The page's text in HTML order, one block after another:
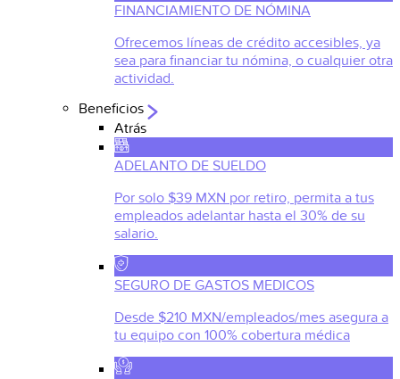
FINANCIAMIENTO DE NÓMINA
Ofrecemos líneas de crédito accesibles, ya
sea para financiar tu nómina, o cualquier otra
actividad.
Beneficios
Atrás
ADELANTO DE SUELDO
Por solo $39 MXN por retiro, permita a tus
empleados adelantar hasta el 30% de su
salario.
SEGURO DE GASTOS MEDICOS
Desde $210 MXN/empleados/mes asegura a
tu equipo con 100% cobertura médica